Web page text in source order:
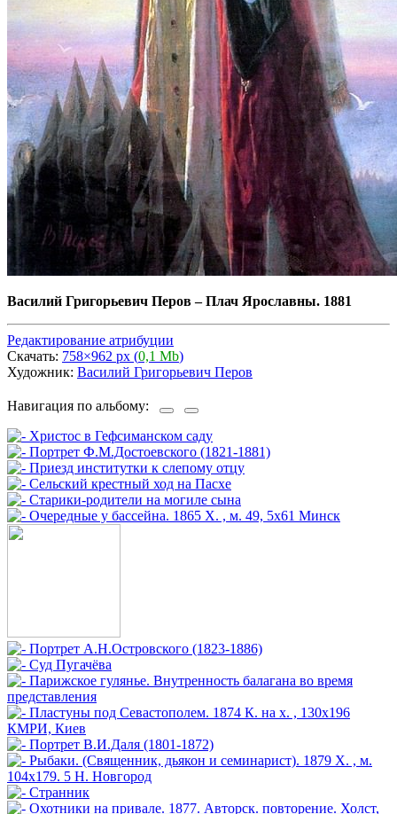
Василий Григорьевич Перов–Плач Ярославны. 1881
Редактирование атрибуции
Скачать: 758×962 px (0,1 Mb)
Художник: Василий Григорьевич Перов
Навигация по альбому: